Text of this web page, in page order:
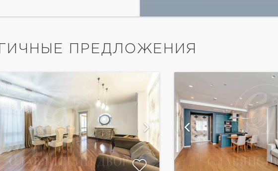
ПРЕДЛОЖЕНИЯ
показать ещё 16 фотографий